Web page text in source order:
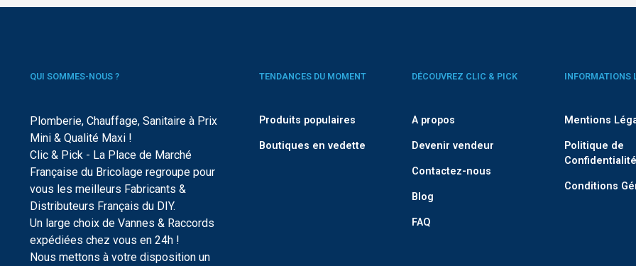
QUI SOMMES-NOUS ?
Plomberie, Chauffage, Sanitaire à Prix
Mini & Qualité Maxi !
Clic & Pick - La Place de Marché
Française du Bricolage regroupe pour
vous les meilleurs Fabricants &
Distributeurs Français du DIY.
Un large choix de Vannes & Raccords
expédiées chez vous en 24h !
Nous mettons à votre disposition un
TENDANCES DU MOMENT
Produits populaires
Boutiques en vedette
DÉCOUVREZ CLIC & PICK
A propos
Devenir vendeur
Contactez-nous
Blog
FAQ
INFORMATIONS
Mentions
Politique de
Confidentialité
Conditions